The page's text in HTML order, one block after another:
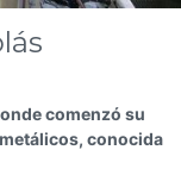
comenzó su
conocida